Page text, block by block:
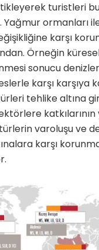
turistleri
Yağ­mur ormanları
karşı
Örneğin küresel
sonucu
karşı
tehlike altına
varolu­şu ve
karşı